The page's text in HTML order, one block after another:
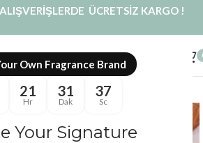
Own Fragrance Brand
21
Hr
31
Dak
36
Sc
Your Signature
ÜCRETSİZ KARGO !